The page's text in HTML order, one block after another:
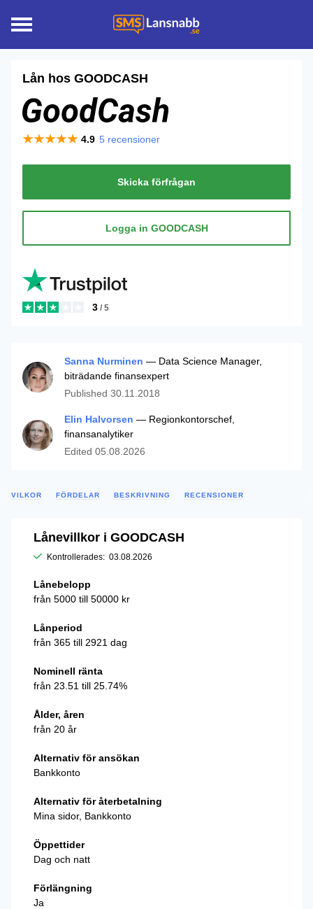
Lån hos GOODCASH
4.9 5 recensioner
Skicka förfrågan
Logga in GOODCASH
3 / 5
Sanna Nurminen — Data Science Manager,
biträdande finansexpert
Published 30.11.2018
Elin Halvorsen — Regionkontorschef,
finansanalytiker
Edited 05.08.2026
VILKOR FÖRDELAR BESKRIVNING RECENSIONER
Lånevillkor i GOODCASH
Kontrollerades: 03.08.2026
Lånebelopp
från 5000 till 50000 kr
Lånperiod
från 365 till 2921 dag
Nominell ränta
från 23.51 till 25.74%
Ålder, åren
från 20 år
Alternativ för ansökan
Bankkonto
Alternativ för återbetalning
Mina sidor, Bankkonto
Öppettider
Dag och natt
Förlängning
Ja